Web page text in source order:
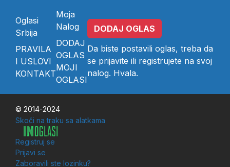
Oglasi
Srbija
PRAVILA
I USLOVI
KONTAKT
Moja
Nalog
DODAJ
OGLAS
MOJI
OGLASI
DODAJ OGLAS
Da biste postavili oglas, treba da
se prijavite ili registrujete na svoj
nalog. Hvala.
© 2014-2024
Skoči na traku sa alatkama
Registruj se
Prijavi se
Zaboravili ste lozinku?